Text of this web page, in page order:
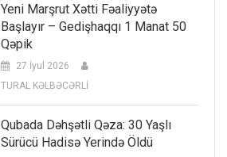
Yeni Marşrut Xətti Fəaliyyətə
Başlayır – Gedişhaqqı 1 Manat 50
Qəpik
27 İyul 2026
TURAL KƏLBƏCƏRLİ
Qubada Dəhşətli Qəza: 30 Yaşlı
Sürücü Hadisə Yerində Öldü